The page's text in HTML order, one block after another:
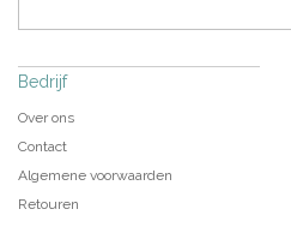
Bedrijf
Over ons
Contact
Algemene voorwaarden
Retouren